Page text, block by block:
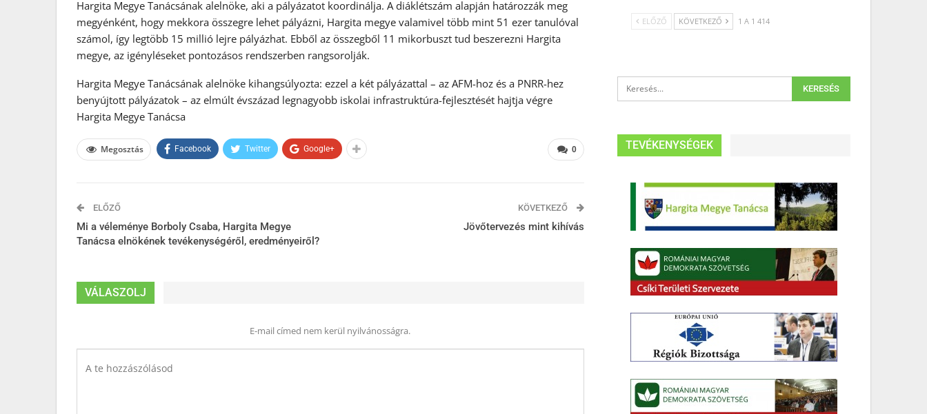
Hargita Megye Tanácsának alelnöke, aki a pályázatot koordinálja. A diáklétszám alapján határozzák meg
megyénként, hogy mekkora összegre lehet pályázni, Hargita megye valamivel több mint 51 ezer tanulóval
számol, így legtöbb 15 millió lejre pályázhat. Ebből az összegből 11 mikorbuszt tud beszerezni Hargita
megye, az igényléseket pontozásos rendszerben rangsorolják.
Hargita Megye Tanácsának alelnöke kihangsúlyozta: ezzel a két pályázattal – az AFM-hoz és a PNRR-hez
benyújtott pályázatok – az elmúlt évszázad legnagyobb iskolai infrastruktúra-fejlesztését hajtja végre
Hargita Megye Tanácsa
0
Megosztás Facebook Twitter Google+
ELŐZŐ
Mi a véleménye Borboly Csaba, Hargita Megye
Tanácsa elnökének tevékenységéről, eredményeiről?
KÖVETKEZŐ
Jövőtervezés mint kihívás
VÁLASZOLJ
E-mail címed nem kerül nyilvánosságra.
ELŐZŐ KÖVETKEZŐ 1 A 1 414
TEVÉKENYSÉGEK